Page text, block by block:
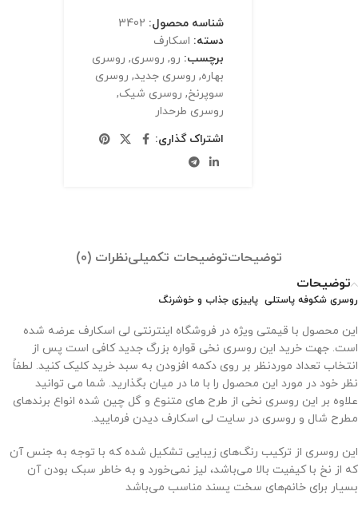
شناسه محصول: 3402
دسته: اسکارف
برچسب: رو, روسری, روسری
بهاره, روسری جدید, روسری
سوپرنخ, روسری شیک,
روسری طرحدار
اشتراک گذاری:
توضیحاتتوضیحات تکمیلینظرات (0)
توضیحات
روسری شکوفه پاستلی پاییزی جذاب و خوشرنگ
این محصول با قیمتی ویژه در فروشگاه اینترنتی لی اسکارف عرضه شده
است. جهت خرید این روسری نخی قواره بزرگ جدید کافی است پس از
انتخاب تعداد موردنظر بر روی دکمه افزودن به سبد خرید کلیک کنید. لطفاً
نظر خود در مورد این محصول را با ما در میان بگذارید. شما می توانید
علاوه بر این روسری نخی از طرح های متنوع و گل چین شده انواع برندهای
مطرح شال و روسری در سایت لی اسکارف دیدن فرمایید.
این روسری از ترکیب رنگ‌های زیبایی تشکیل شده که با توجه به جنس آن
که از نخ با کیفیت بالا می‌باشد، لیز نمی‌خورد و به خاطر سبک بودن آن
بسیار برای خانم‌های سخت پسند مناسب می‌باشد